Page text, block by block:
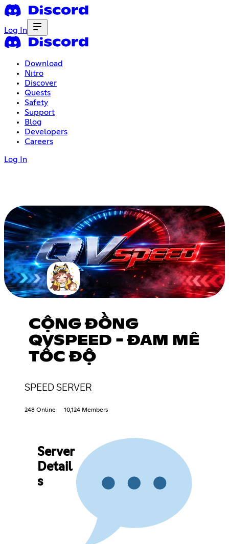
Log In
Download
Nitro
Discover
Quests
Safety
Support
Blog
Developers
Careers
Log In
CỘNG ĐỒNG
QVSPEED - ĐAM MÊ
TỐC ĐỘ
SPEED SERVER
248 Online 10,124 Members
Server
Detail
s